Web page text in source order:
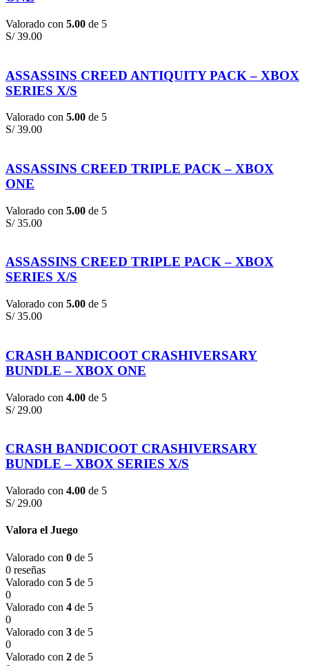
Valorado con 5.00 de 5
S/39.00
ASSASSINS CREED ANTIQUITY PACK – XBOX
SERIES X/S
Valorado con 5.00 de 5
S/39.00
ASSASSINS CREED TRIPLE PACK – XBOX
ONE
Valorado con 5.00 de 5
S/35.00
ASSASSINS CREED TRIPLE PACK – XBOX
SERIES X/S
Valorado con 5.00 de 5
S/35.00
CRASH BANDICOOT CRASHIVERSARY
BUNDLE – XBOX ONE
Valorado con 4.00 de 5
S/29.00
CRASH BANDICOOT CRASHIVERSARY
BUNDLE – XBOX SERIES X/S
Valorado con 4.00 de 5
S/29.00
Valora el Juego
Valorado con 0 de 5
0 reseñas
Valorado con 5 de 5
0
Valorado con 4 de 5
0
Valorado con 3 de 5
0
Valorado con 2 de 5